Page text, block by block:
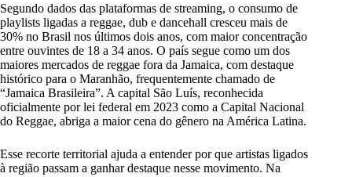
Segundo dados das plataformas de streaming, o consumo de
playlists ligadas a reggae, dub e dancehall cresceu mais de
30% no Brasil nos últimos dois anos, com maior concentração
entre ouvintes de 18 a 34 anos. O país segue como um dos
maiores mercados de reggae fora da Jamaica, com destaque
histórico para o Maranhão, frequentemente chamado de
“Jamaica Brasileira”. A capital São Luís, reconhecida
oficialmente por lei federal em 2023 como a Capital Nacional
do Reggae, abriga a maior cena do gênero na América Latina.
Esse recorte territorial ajuda a entender por que artistas ligados
à região passam a ganhar destaque nesse movimento. Na